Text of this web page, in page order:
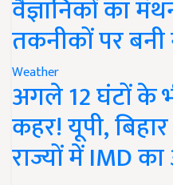
वैज्ञानिकों का
तकनीकों पर
Weather
अगले 12 घंटों के
कहर! यूपी,
राज्यों में IMD